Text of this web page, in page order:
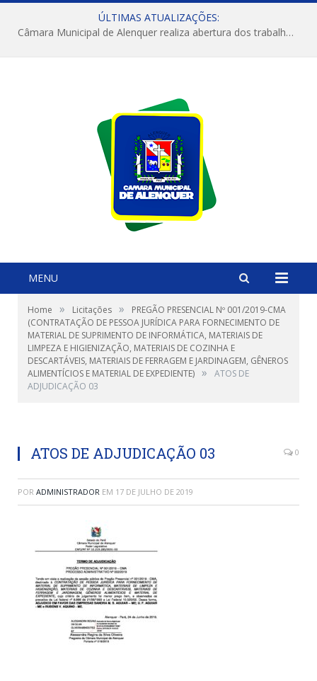
ÚLTIMAS ATUALIZAÇÕES:
Câmara Municipal de Alenquer realiza abertura dos trabalhos do 4º Período Legislativo
MENU
Home » Licitações »
PREGÃO PRESENCIAL Nº 001/2019-CMA
(CONTRATAÇÃO DE PESSOA JURÍDICA PARA FORNECIMENTO DE
MATERIAL DE SUPRIMENTO DE INFORMÁTICA, MATERIAIS DE
LIMPEZA E HIGIENIZAÇÃO, MATERIAIS DE COZINHA E
DESCARTÁVEIS, MATERIAIS DE FERRAGEM E JARDINAGEM, GÊNEROS
ALIMENTÍCIOS E MATERIAL DE EXPEDIENTE) »
ATOS DE
ADJUDICAÇÃO 03
ATOS DE ADJUDICAÇÃO 03 0
POR ADMINISTRADOR EM 17 DE JULHO DE 2019